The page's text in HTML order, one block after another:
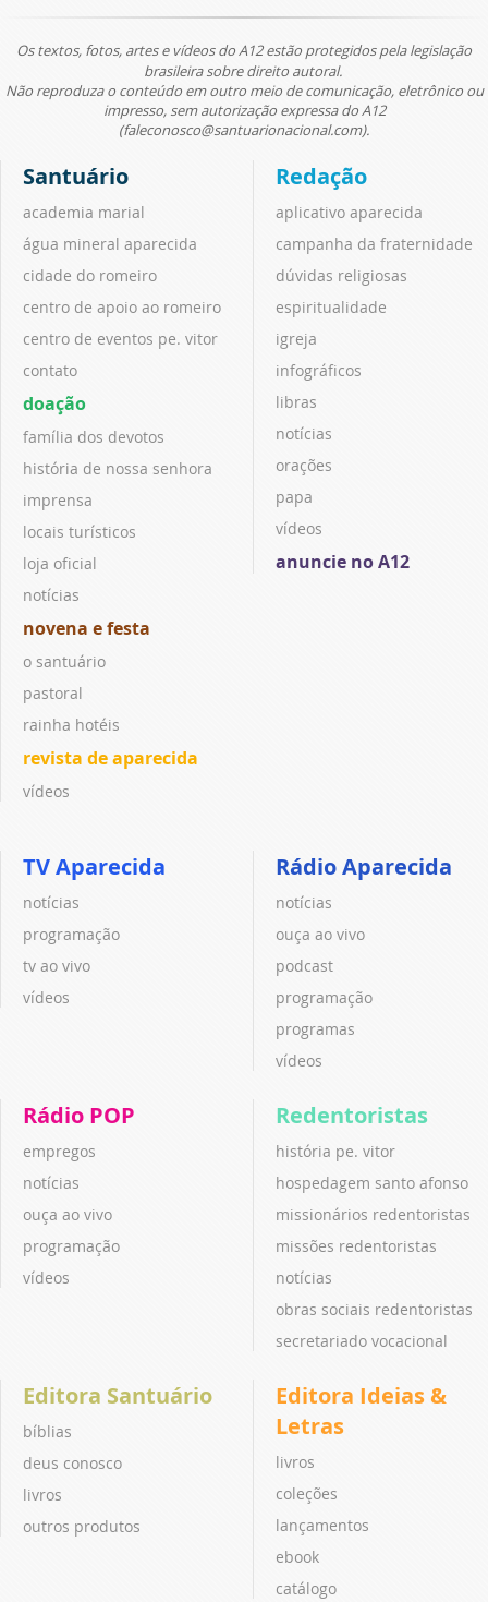
Os textos, fotos, artes e vídeos do A12 estão protegidos pela legislação
brasileira sobre direito autoral.
Não reproduza o conteúdo em outro meio de comunicação, eletrônico ou
impresso, sem autorização expressa do A12
(faleconosco@santuarionacional.com).
Santuário
academia marial
água mineral aparecida
cidade do romeiro
centro de apoio ao romeiro
centro de eventos pe. vitor
contato
doação
família dos devotos
história de nossa senhora
imprensa
locais turísticos
loja oficial
notícias
novena e festa
o santuário
pastoral
rainha hotéis
revista de aparecida
vídeos
Redação
aplicativo aparecida
campanha da fraternidade
dúvidas religiosas
espiritualidade
igreja
infográficos
libras
notícias
orações
papa
vídeos
anuncie no A12
TV Aparecida
notícias
programação
tv ao vivo
vídeos
Rádio Aparecida
notícias
ouça ao vivo
podcast
programação
programas
vídeos
Rádio POP
empregos
notícias
ouça ao vivo
programação
vídeos
Redentoristas
história pe. vitor
hospedagem santo afonso
missionários redentoristas
missões redentoristas
notícias
obras sociais redentoristas
secretariado vocacional
Editora Santuário
bíblias
deus conosco
livros
outros produtos
Editora Ideias &
Letras
livros
coleções
lançamentos
ebook
catálogo